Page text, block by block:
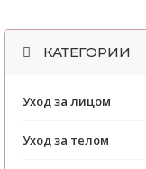
КАТЕГОРИИ
Уход за лицом
Уход за телом